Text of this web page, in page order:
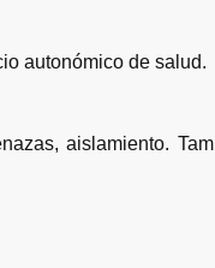
autonómico de salud.
aislamiento.